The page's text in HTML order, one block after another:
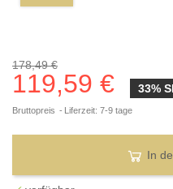
178,49 €
119,59 € 33%
Bruttopreis Liferzeit: 7-9 tage
In